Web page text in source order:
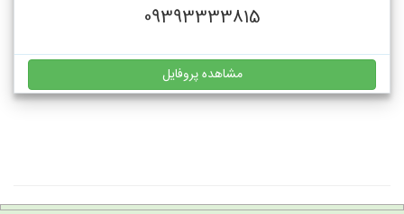
09393333815
مشاهده پروفایل